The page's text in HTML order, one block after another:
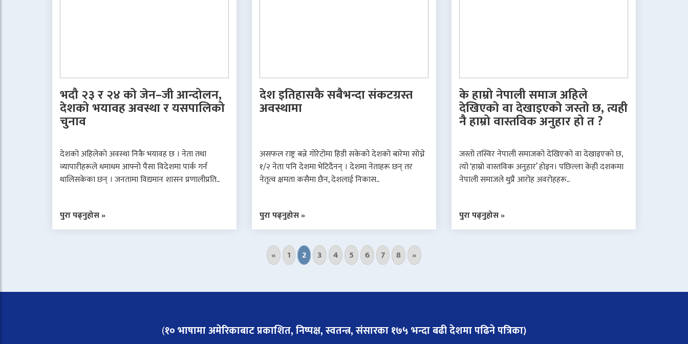
भदौ २३ र २४ को जेन–जी आन्दोलन,
देशको भयावह अवस्था र यसपालिको
चुनाव
देशको अहिलेको अवस्था निकै भयावह छ । नेता तथा
व्यापारीहरूले धमाधम आफ्नो पैसा विदेशमा पार्क गर्न
थालिसकेका छन् । जनतामा विद्यमान शासन प्रणालीप्रति..
पुरा पढ्नुहोस »
देश इतिहासकै सबैभन्दा संकटग्रस्त
अवस्थामा
असफल राष्ट्र बन्ने गोरेटोमा हिडी सकेको देशको बारेमा सोच्ने
१/२ नेता पनि देशमा भेटिदैनन् । देशमा नेताहरू छन् तर
नेतृत्व क्षमता कसैमा छैन, देशलाई निकास..
पुरा पढ्नुहोस »
के हाम्रो नेपाली समाज अहिले
देखिएको वा देखाइएको जस्तो छ, त्यही
नै हाम्रो वास्तविक अनुहार हो त ?
जस्तो तस्विर नेपाली समाजको देखिएको वा देखाइएको छ,
त्यो ‘हाम्रो वास्तविक अनुहार’ होइन। पछिल्ला केही दशकमा
नेपाली समाजले थुप्रै आरोह अवरोहहरू..
पुरा पढ्नुहोस »
« 1 2 3 4 5 6 7 8 »
(१० भाषामा अमेरिकाबाट प्रकाशित, निष्पक्ष, स्वतन्त्र,संसारका १७५ भन्दा बढी देशमा पढिने पत्रिका)